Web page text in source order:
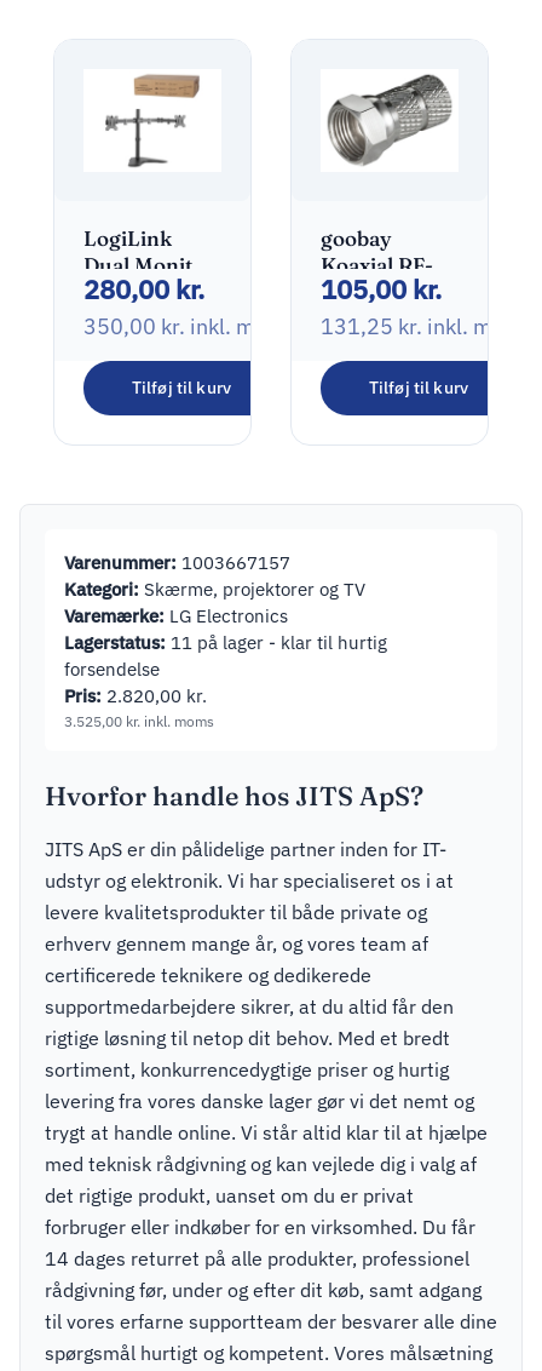
LogiLink
Dual Monitor
Desk Stand
Monteringssæt
2 skærme
13″-32″
280,00 kr.
350,00 kr. inkl. moms
Tilføj til kurv
goobay
Koaxial RF-
konnektor
105,00 kr.
131,25 kr. inkl. moms
Tilføj til kurv
Varenummer: 1003667157
Kategori: Skærme, projektorer og TV
Varemærke: LG Electronics
Lagerstatus: 11 på lager - klar til hurtig
forsendelse
Pris: 2.820,00 kr.
3.525,00 kr. inkl. moms
Hvorfor handle hos JITS ApS?
JITS ApS er din pålidelige partner inden for IT-
udstyr og elektronik. Vi har specialiseret os i at
levere kvalitetsprodukter til både private og
erhverv gennem mange år, og vores team af
certificerede teknikere og dedikerede
supportmedarbejdere sikrer, at du altid får den
rigtige løsning til netop dit behov. Med et bredt
sortiment, konkurrencedygtige priser og hurtig
levering fra vores danske lager gør vi det nemt og
trygt at handle online. Vi står altid klar til at hjælpe
med teknisk rådgivning og kan vejlede dig i valg af
det rigtige produkt, uanset om du er privat
forbruger eller indkøber for en virksomhed. Du får
14 dages returret på alle produkter, professionel
rådgivning før, under og efter dit køb, samt adgang
til vores erfarne supportteam der besvarer alle dine
spørgsmål hurtigt og kompetent. Vores målsætning